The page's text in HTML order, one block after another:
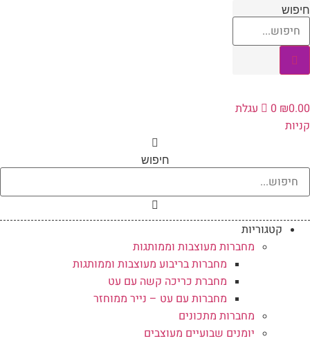
דלג
לתוכן
חיפוש
₪0.00
0
עגלת
קניות
חיפוש
קטגוריות
מחברות מעוצבות וממותגות
מחברות בריבוע מעוצבות וממותגות
מחברת כריכה קשה עם עט
מחברות עם עט – נייר ממוחזר
מחברות מתכונים
יומנים שבועיים מעוצבים